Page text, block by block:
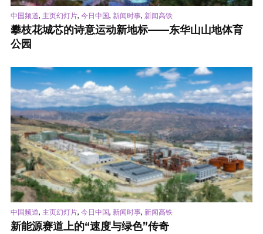
中国频道, 主页幻灯片, 今日中国, 新闻时事, 新闻高铁
攀枝花城芯的诗意运动新地标——东华山山地体育
公园
中国频道, 主页幻灯片, 今日中国, 新闻时事, 新闻高铁
新能源赛道上的“速度与绿色”传奇